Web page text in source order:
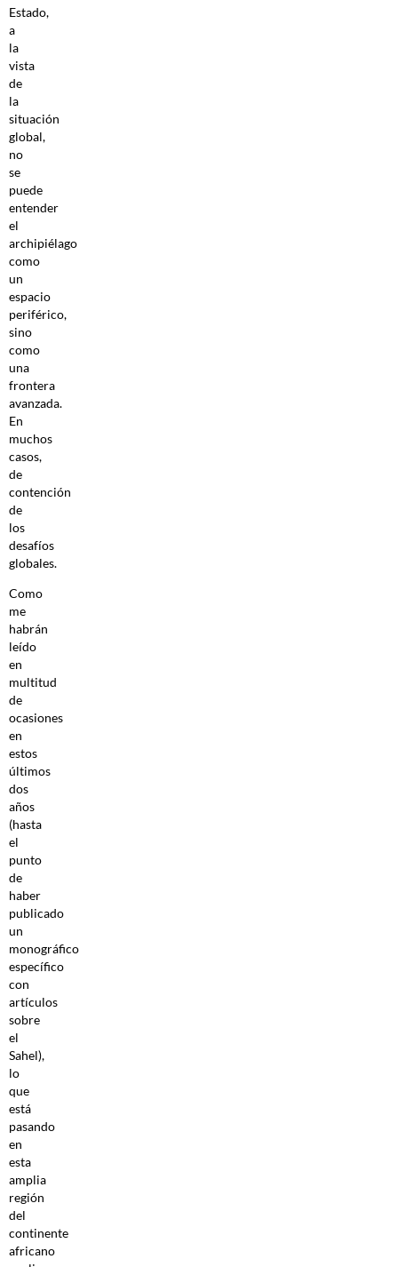
Estado,
a
la
vista
de
la
situación
global,
no
se
puede
entender
el
archipiélago
como
un
espacio
periférico,
sino
como
una
frontera
avanzada.
En
muchos
casos,
de
contención
de
los
desafíos
globales.
Como
me
habrán
leído
en
multitud
de
ocasiones
en
estos
últimos
dos
años
(hasta
el
punto
de
haber
publicado
un
monográfico
específico
con
artículos
sobre
el
Sahel),
lo
que
está
pasando
en
esta
amplia
región
del
continente
africano